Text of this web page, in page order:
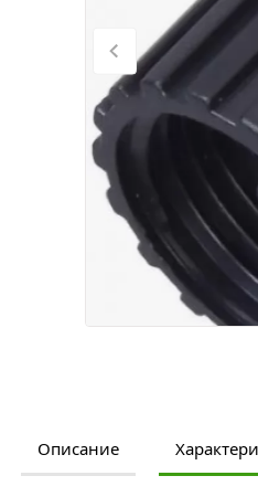
Описание
Ознакомьтесь с